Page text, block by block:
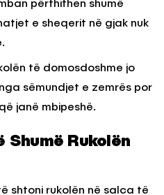
përthithen shumë
e sheqerit në gjak nuk
të domosdoshme jo
sëmundjet e zemrës por
janë mbipeshë.
Shumë Rukolën
shtoni rukolën në salca të